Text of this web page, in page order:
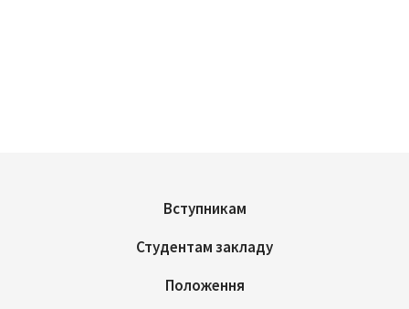
Вступникам
Студентам закладу
Положення